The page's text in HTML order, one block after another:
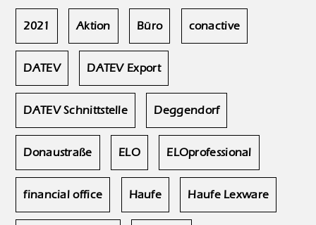
2021 Aktion Büro conactive
DATEV DATEV Export
DATEV Schnittstelle Deggendorf
Donaustraße ELO ELOprofessional
financial office Haufe Haufe Lexware